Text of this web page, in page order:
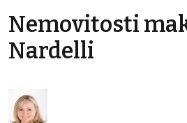
Nemovitosti
Nardelli